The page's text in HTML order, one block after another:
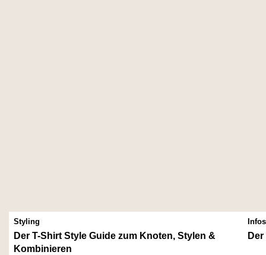
Styling
Der T-Shirt Style Guide zum Knoten, Stylen &
Kombinieren